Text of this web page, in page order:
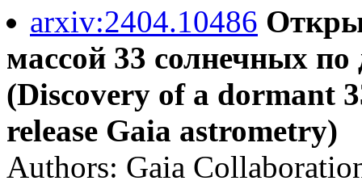
arxiv:2404.10486
массой 33 солнечных
(Discovery of a dormant
release Gaia astrometry)
Authors: Gaia